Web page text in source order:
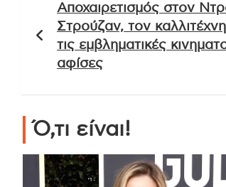
άρθρων
Αποχαιρετισμός στον
Στρούζαν, τον
τις εμβληματικές
αφίσες
Ό,τι είναι!